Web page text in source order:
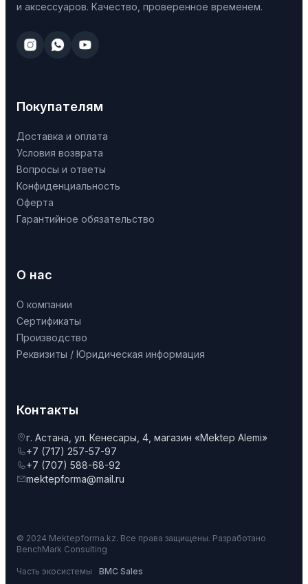
и аксессуаров. Качество, проверенное временем.
Покупателям
Доставка и оплата
Условия возврата
Вопросы и ответы
Конфиденциальность
Оферта
Гарантийное обязательство
О нас
О компании
Сертификаты
Производство
Реквизиты / Юридическая информация
Контакты
г. Астана, ул. Кенесары, 4, магазин «Mektep Alemi»
+7 (717) 257-57-97
+7 (707) 588-68-92
mektepforma@mail.ru
© 2024 Mektepforma.kz. Все права защищены. Разработано
BenchMark Consulting
Часть экосистемы BMC Sales